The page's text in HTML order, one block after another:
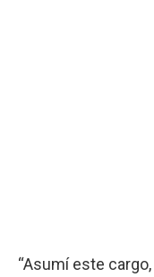
“Asumí este